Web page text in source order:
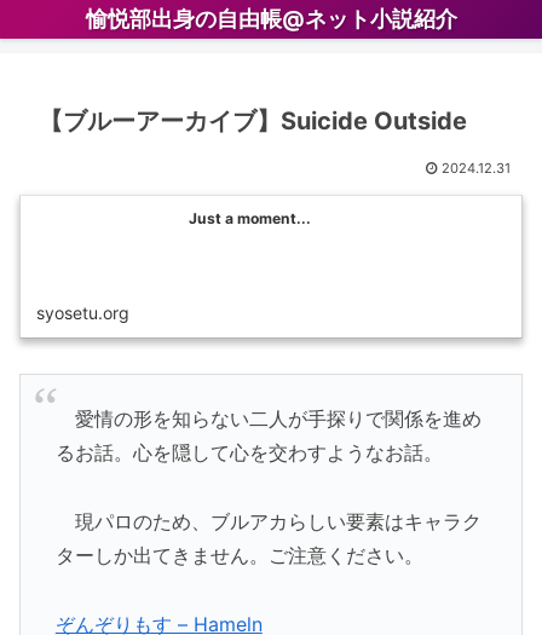
愉悦部出身の自由帳@ネット小説紹介
【ブルーアーカイブ】Suicide Outside
2024.12.31
Just a moment...
syosetu.org
愛情の形を知らない二人が手探りで関係を進め
るお話。心を隠して心を交わすようなお話。
現パロのため、ブルアカらしい要素はキャラク
ターしか出てきません。ご注意ください。
ぞんぞりもす – Hameln